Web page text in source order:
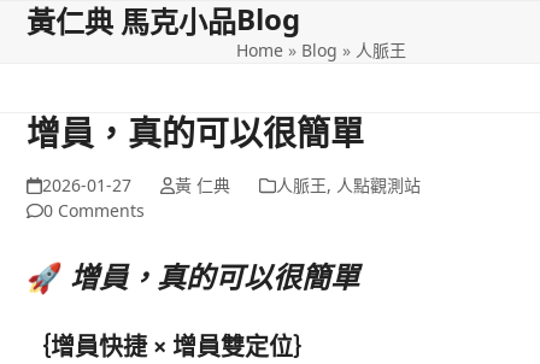
Skip黃仁典 馬克小品
Open
Close
Blog
Home » Blog » 人脈王
增員，真的可以很簡單
2026-01-27 黃 仁典 人脈王, 人點觀測站
0 Comments
🚀 增員，真的可以很簡單
｛增員快捷 × 增員雙定位｝